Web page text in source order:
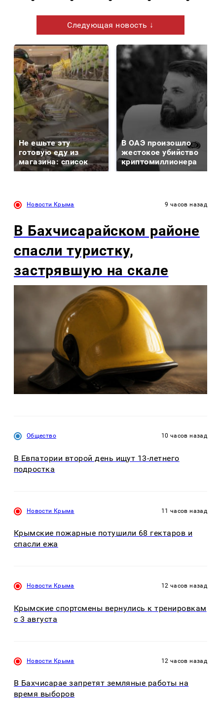
Следующая новость ↓
Не ешьте эту
готовую еду из
магазина: список
В ОАЭ произошло
жестокое убийство
криптомиллионера
Новости Крыма 9 часов назад
В Бахчисарайском районе
спасли туристку,
застрявшую на скале
Общество 10 часов назад
В Евпатории второй день ищут 13-летнего
подростка
Новости Крыма 11 часов назад
Крымские пожарные потушили 68 гектаров и
спасли ежа
Новости Крыма 12 часов назад
Крымские спортсмены вернулись к тренировкам
с 3 августа
Новости Крыма 12 часов назад
В Бахчисарае запретят земляные работы на
время выборов